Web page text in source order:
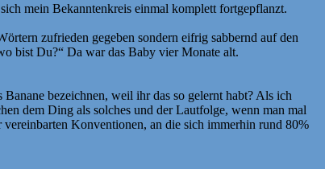
mein Bekanntenkreis einmal komplett fortgepflanzt.
zufrieden gegeben sondern eifrig sabbernd auf den
bist Du?“ Da war das Baby vier Monate alt.
bezeichnen, weil ihr das so gelernt habt? Als ich
dem Ding als solches und der Lautfolge, wenn man mal
Konventionen, an die sich immerhin rund 80%